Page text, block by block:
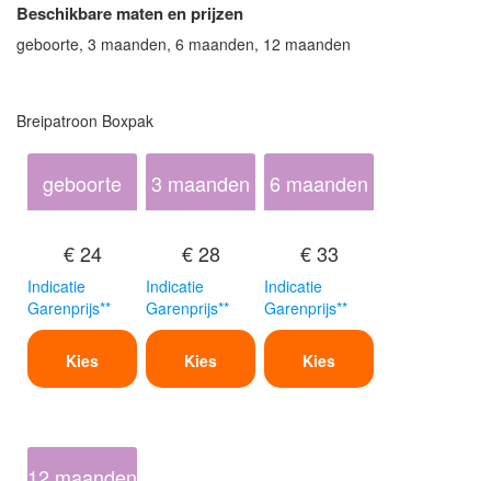
Beschikbare maten en prijzen
geboorte, 3 maanden, 6 maanden, 12 maanden
Breipatroon Boxpak
geboorte
€ 24
Indicatie
Garenprijs**
Kies
3 maanden
€ 28
Indicatie
Garenprijs**
Kies
6 maanden
€ 33
Indicatie
Garenprijs**
Kies